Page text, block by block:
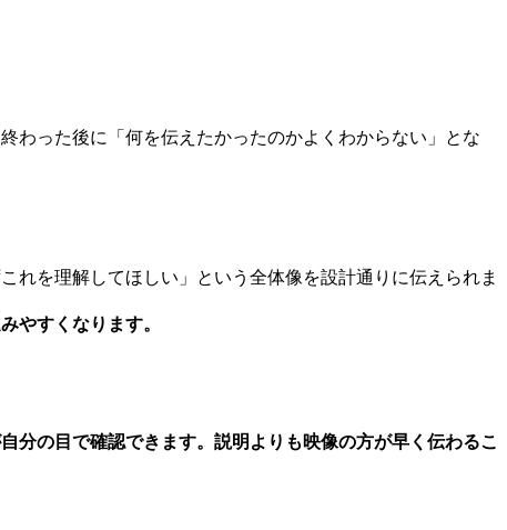
わった後に「何を伝えたかったのかよくわからない」とな
れを理解してほしい」という全体像を設計通りに伝えられま
やすくなります。
分の目で確認できます。 説明よりも映像の方が早く伝わるこ